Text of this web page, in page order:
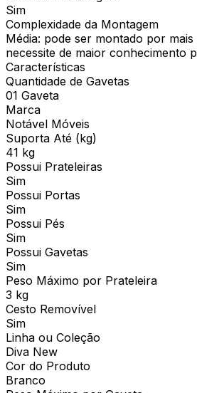
Sim
Complexidade da Montagem
Média: pode ser montado por
necessite de maior conhecimento
Características
Quantidade de Gavetas
01 Gaveta
Marca
Notável Móveis
Suporta Até (kg)
41 kg
Possui Prateleiras
Sim
Possui Portas
Sim
Possui Pés
Sim
Possui Gavetas
Sim
Peso Máximo por Prateleira
3 kg
Cesto Removível
Sim
Linha ou Coleção
Diva New
Cor do Produto
Branco